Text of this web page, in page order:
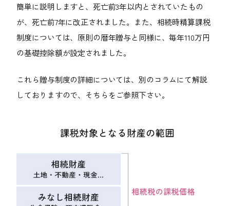
簡単に説明しますと、死亡前3年以内とされていたもの
が、死亡前7年に改正されました。また、相続時精算課税
制度については、原則の暦年贈与と同様に、毎年110万円
の基礎控除額が設定されました。
これら贈与制度の詳細については、別のコラムにて解説
しておりますので、そちらをご参照下さい。